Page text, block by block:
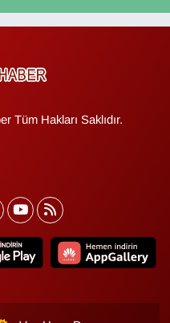
Tüm Hakları Saklıdır.